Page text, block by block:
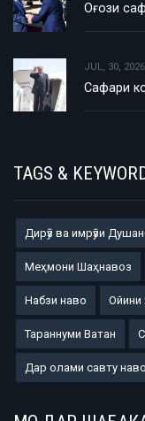
Оғози
JUL, 30, 2026
Сафари
TAGS &
Дирӯз ва имрӯзи
Меҳмони Шаҳнавоз
Набзи наво Ойини
Тараннуми Ватан
Дар олами савту наво